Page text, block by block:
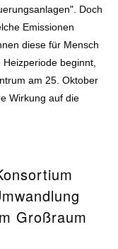
Doch
Emissionen
diese für Mensch
beginnt,
am 25. Oktober
Wirkung auf die
Großraum